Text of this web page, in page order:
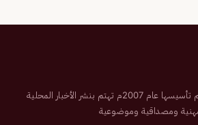
صحيفة إلكترونية سعودية تم تأسيسها عام 2007م تهتم بنشر الأخبار المحلية
ومصداقية وموضوعية